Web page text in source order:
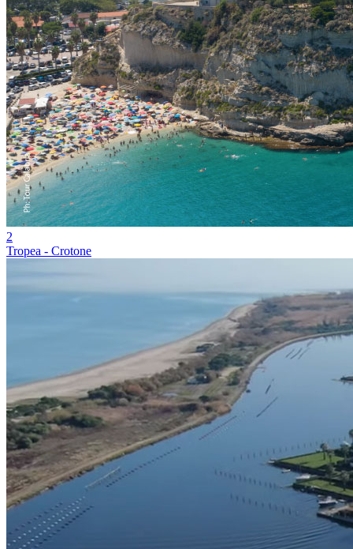
2
Tropea - Crotone